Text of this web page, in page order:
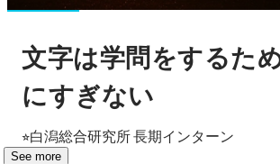
文字は学問をするた
にすぎない
⭐︎白潟総合研究所 長期インターン
See more